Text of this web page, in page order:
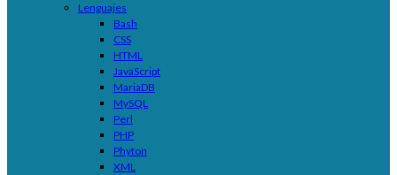
Lenguajes
Bash
CSS
HTML
JavaScript
MariaDB
MySQL
Perl
PHP
Phyton
XML